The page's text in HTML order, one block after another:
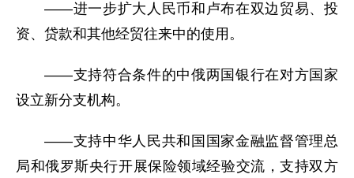
——进一步扩大人民币和卢布在双边贸易、投
资、贷款和其他经贸往来中的使用。
——支持符合条件的中俄两国银行在对方国家
设立新分支机构。
——支持中华人民共和国国家金融监督管理总
局和俄罗斯央行开展保险领域经验交流，支持双方